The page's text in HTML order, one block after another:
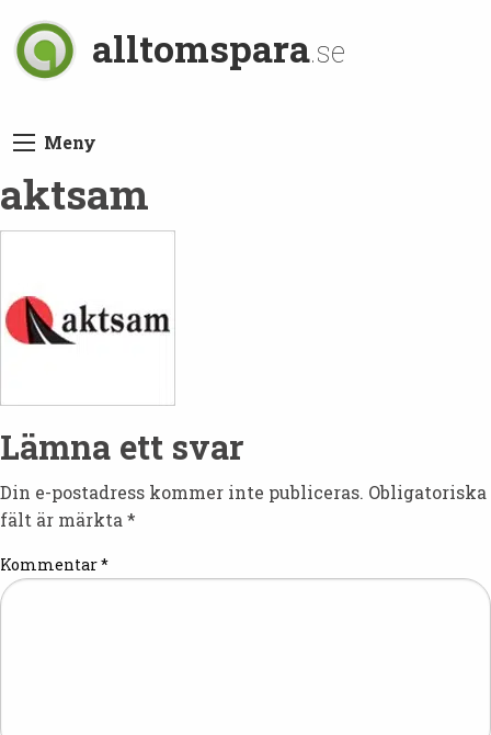
alltomspara.se
Meny
aktsam
Lämna ett svar
Din e-postadress kommer inte publiceras. Obligatoriska
fält är märkta *
Kommentar*